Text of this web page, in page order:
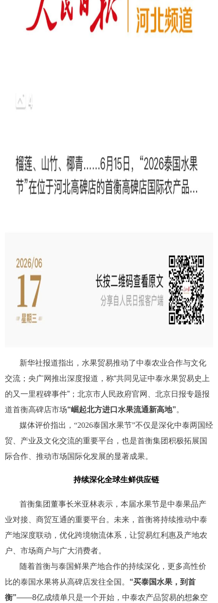
新华社报道指出，水果贸易推动了中泰农业合作与文化
交流； 央广网推出深度报道，称“共同见证中泰水果贸易史上
的又一里程碑事件”；北京市人民政府官网、北京日报专题报
道首衡高碑店市场“崛起北方进口水果流通新高地”。
媒体评价指出，“2026泰国水果节”不仅是深化中泰两国经
贸、产业及文化交流的重要平台，也是首衡集团积极拓展国
际合作、推动市场国际化发展的显著成果。
持续深化全球生鲜供应链
首衡集团董事长米亚林表示，本届水果节是中泰果品产
业对接、商贸互通的重要平台。未来，首衡将持续推动中泰
产地深度联动，优化跨境物流体系，让贸易红利惠及产地农
户、市场商户与广大消费者。
随着首衡与泰国鲜果产地合作的持续深化，更多高性价
比的泰国水果将从高碑店发往全国。 “买泰国水果，到首
衡”——8亿成绩单只是一个开始，中泰农产品贸易的想象空